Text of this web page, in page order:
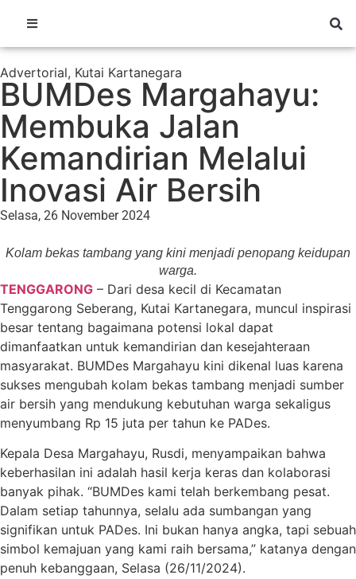
Advertorial, Kutai Kartanegara
BUMDes Margahayu:
Membuka Jalan
Kemandirian Melalui
Inovasi Air Bersih
Selasa, 26 November 2024
Kolam bekas tambang yang kini menjadi penopang keidupan
warga.
TENGGARONG – Dari desa kecil di Kecamatan
Tenggarong Seberang, Kutai Kartanegara, muncul inspirasi
besar tentang bagaimana potensi lokal dapat
dimanfaatkan untuk kemandirian dan kesejahteraan
masyarakat. BUMDes Margahayu kini dikenal luas karena
sukses mengubah kolam bekas tambang menjadi sumber
air bersih yang mendukung kebutuhan warga sekaligus
menyumbang Rp 15 juta per tahun ke PADes.
Kepala Desa Margahayu, Rusdi, menyampaikan bahwa
keberhasilan ini adalah hasil kerja keras dan kolaborasi
banyak pihak. “BUMDes kami telah berkembang pesat.
Dalam setiap tahunnya, selalu ada sumbangan yang
signifikan untuk PADes. Ini bukan hanya angka, tapi sebuah
simbol kemajuan yang kami raih bersama,” katanya dengan
penuh kebanggaan, Selasa (26/11/2024).